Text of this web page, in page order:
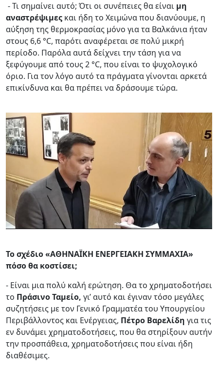
- Τι σημαίνει αυτό; Ότι οι συνέπειες θα είναι μη
αναστρέψιμες και ήδη το Χειμώνα που διανύουμε, η
αύξηση της θερμοκρασίας μόνο για τα Βαλκάνια ήταν
στους 6,6 °C, παρότι αναφέρεται σε πολύ μικρή
περίοδο. Παρόλα αυτά δείχνει την τάση για να
ξεφύγουμε από τους 2 °C, που είναι το ψυχολογικό
όριο. Για τον λόγο αυτό τα πράγματα γίνονται αρκετά
επικίνδυνα και θα πρέπει να δράσουμε τώρα.
Το σχέδιο «ΑΘΗΝΑΪΚΗ ΕΝΕΡΓΕΙΑΚΗ ΣΥΜΜΑΧΙΑ»
πόσο θα κοστίσει;
- Είναι μια πολύ καλή ερώτηση. Θα το χρηματοδοτήσει
το Πράσινο Ταμείο, γι’ αυτό και έγιναν τόσο μεγάλες
συζητήσεις με τον Γενικό Γραμματέα του Υπουργείου
Περιβάλλοντος και Ενέργειας, Πέτρο Βαρελίδη για τις
εν δυνάμει χρηματοδοτήσεις, που θα στηρίξουν αυτήν
την προσπάθεια, χρηματοδοτήσεις που είναι ήδη
διαθέσιμες.